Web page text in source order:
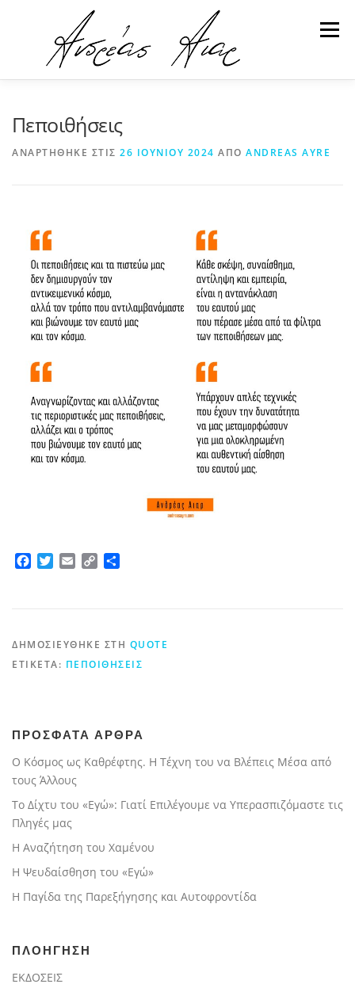
περιεχόμενο
Μενού
Πεποιθήσεις
ΑΝΑΡΤΉΘΗΚΕ ΣΤΙΣ 26 ΙΟΥΝΊΟΥ 2024 ΑΠΌ ANDREAS AYRE
Facebook
TwitterEmailCopy
ΔΗΜΟΣΙΕΎΘΗΚΕ ΣΤΗ QUOTE
ΕΤΙΚΈΤΑ: ΠΕΠΟΙΘΉΣΕΙΣ
ΠΡΟΣΦΑΤΑ ΑΡΘΡΑ
Ο Κόσμος ως Καθρέφτης. Η Τέχνη του να Βλέπεις Μέσα από
τους Άλλους
Το Δίχτυ του «Εγώ»: Γιατί Επιλέγουμε να Υπερασπιζόμαστε τις
Πληγές μας
Η Αναζήτηση του Χαμένου
Η Ψευδαίσθηση του «Εγώ»
Η Παγίδα της Παρεξήγησης και Αυτοφροντίδα
ΠΛΟΗΓΗΣΗ
ΕΚΔΟΣΕΙΣ